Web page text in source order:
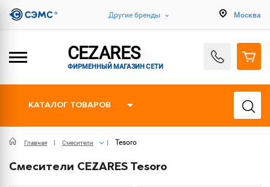
Другие бренды Москва
CEZARES
ФИРМЕННЫЙ МАГАЗИН СЕТИ
КАТАЛОГ ТОВАРОВ
Главная Смесители Tesoro
Смесители CEZARES Tesoro